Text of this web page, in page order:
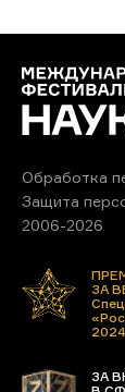
Обработка
Защита
2006-2026
ЗА
2024
ЗА